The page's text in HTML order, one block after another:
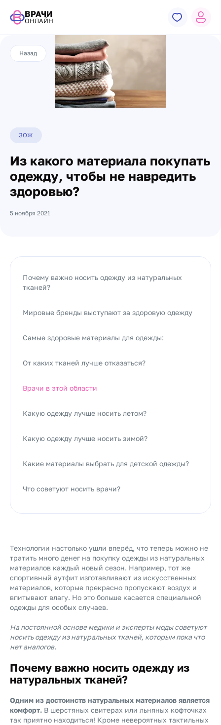
ВРАЧИ
ОНЛАЙН
ЗОЖ
Из какого материала покупать
одежду, чтобы не навредить
здоровью?
5 ноября 2021
Технологии настолько ушли вперёд, что теперь можно не
тратить много денег на покупку одежды из натуральных
материалов каждый новый сезон. Например, тот же
спортивный аутфит изготавливают из искусственных
материалов, которые прекрасно пропускают воздух и
впитывают влагу. Но это больше касается специальной
одежды для особых случаев.
На постоянной основе медики и эксперты моды советуют
носить одежду из натуральных тканей, которым пока что
нет аналогов.
Почему важно носить одежду из
натуральных тканей?
Одним из достоинств натуральных материалов является
комфорт. В шерстяных свитерах или льняных кофточках
так приятно находиться! Кроме невероятных тактильных
Почему важно носить одежду из натуральных
тканей?
Мировые бренды выступают за здоровую одежду
Самые здоровые материалы для одежды:
От каких тканей лучше отказаться?
Врачи в этой области
Какую одежду лучше носить летом?
Какую одежду лучше носить зимой?
Какие материалы выбрать для детской одежды?
Что советуют носить врачи?
Назад